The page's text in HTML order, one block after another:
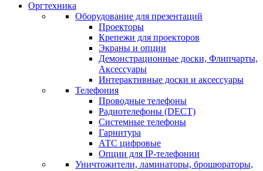
Оргтехника
Оборудование для презентаций
Проекторы
Крепежи для проекторов
Экраны и опции
Демонстрационные доски, Флипчарты,
Аксессуары
Интерактивные доски и аксессуары
Телефония
Проводные телефоны
Радиотелефоны (DECT)
Системные телефоны
Гарнитура
АТС цифровые
Опции для IP-телефонии
Уничтожители, ламинаторы, брошюраторы,